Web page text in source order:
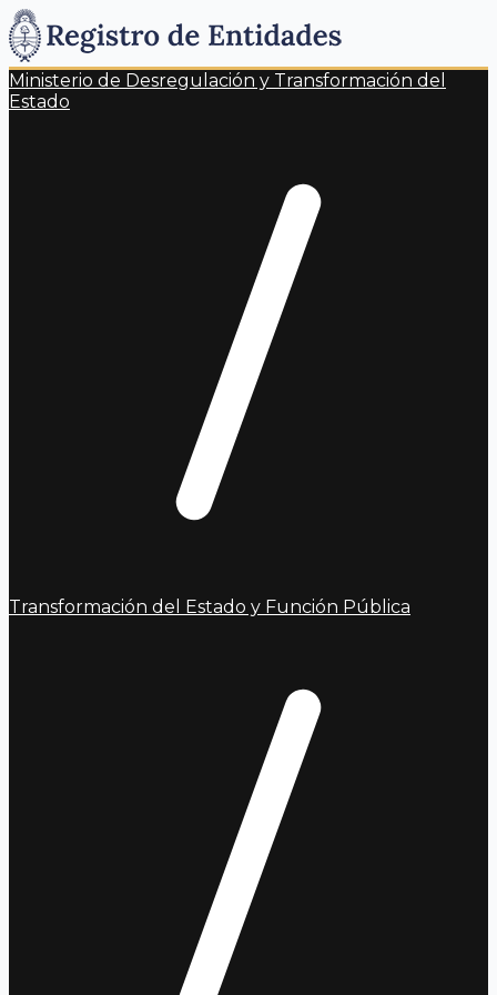
Ministerio de Desregulación y Transformación del
Estado
Transformación del Estado y Función Pública